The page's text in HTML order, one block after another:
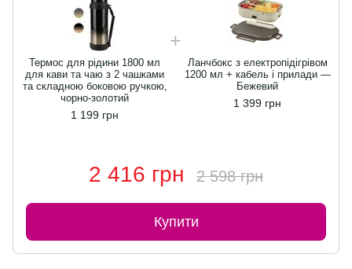
Термос для рідини 1800 мл
для кави та чаю з 2 чашками
та складною боковою ручкою,
чорно-золотий
1 199 грн
Ланчбокс з електропідігрівом
1200 мл + кабель і прилади —
Бежевий
1 399 грн
2 416 грн 2 598 грн
Купити